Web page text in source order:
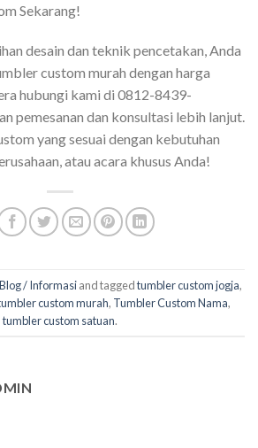
Sekarang!
desain dan teknik pencetakan, Anda
custom murah dengan harga
hubungi kami di 0812-8439-
pemesanan dan konsultasi lebih lanjut.
yang sesuai dengan kebutuhan
atau acara khusus Anda!
Blog / Informasiand taggedtumbler custom jogja,
custom murah, Tumbler Custom Nama,
tumbler custom satuan.